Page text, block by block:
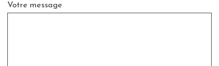
Votre message